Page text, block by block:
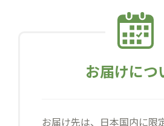
お届けにつ
お届け先は、日本国内に限